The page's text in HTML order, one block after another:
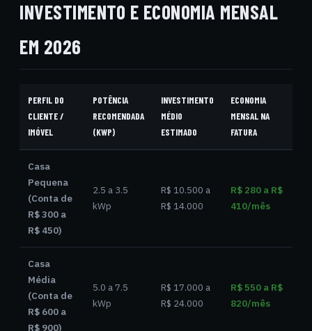
INVESTIMENTO E ECONOMIA MENSAL
EM 2026
PERFIL DO
CLIENTE /
IMÓVEL
POTÊNCIA
RECOMENDADA
(KWP)
INVESTIMENTO
MÉDIO
ESTIMADO
ECONOMIA
MENSAL NA
FATURA
Casa
Pequena
(Conta de
R$ 300 a
R$ 450)
2.5 a 3.5
kWp
R$ 10.500 a
R$ 14.000
R$ 280 a R$
410/mês
Casa
Média
(Conta de
R$ 600 a
R$ 900)
5.0 a 7.5
kWp
R$ 17.000 a
R$ 24.000
R$ 550 a R$
820/mês